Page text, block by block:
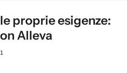
proprie esigenze:
Alleva